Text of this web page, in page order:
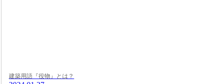
建築用語『役物』とは？